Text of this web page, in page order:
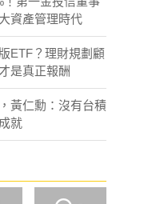
資產管理時代
ETF？理財規劃顧
是真正報酬
黃仁勳：沒有台積
就